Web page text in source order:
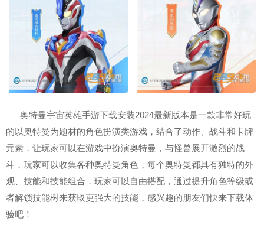
奥特曼宇宙英雄手游下载安装2024最新版本是一款非常好玩
的以奥特曼为题材的角色扮演类游戏，结合了动作、战斗和卡牌
元素，让玩家可以在游戏中扮演奥特曼，与怪兽展开激烈的战
斗，玩家可以收集各种奥特曼角色，每个奥特曼都具有独特的外
观、技能和技能组合，玩家可以自由搭配，通过提升角色等级或
者解锁技能树来获取更强大的技能，感兴趣的朋友们快来下载体
验吧！